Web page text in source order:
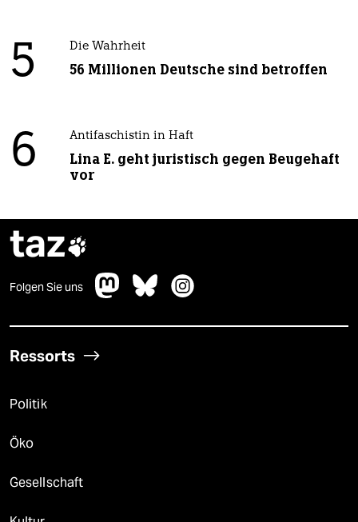
5 Die Wahrheit
56 Millionen Deutsche sind betroffen
6 Antifaschistin in Haft
Lina E. geht juristisch gegen Beugehaft
vor
taz
Folgen Sie uns
Ressorts
Politik
Öko
Gesellschaft